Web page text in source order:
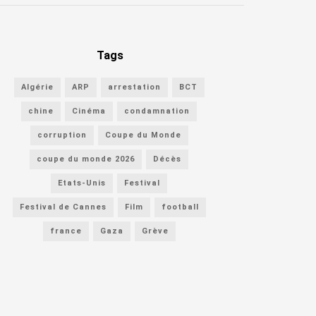
Tags
Algérie ARP arrestation BCT
chine Cinéma condamnation
corruption Coupe du Monde
coupe du monde 2026 Décès
Etats-Unis Festival
Festival de Cannes Film football
france Gaza Grève